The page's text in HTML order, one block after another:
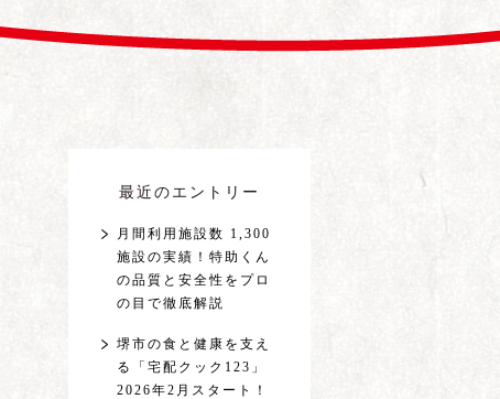
最近のエントリー
月間利用施設数 1,300
施設の実績！特助くん
の品質と安全性をプロ
の目で徹底解説
堺市の食と健康を支え
る「宅配クック123」
2026年2月スタート！